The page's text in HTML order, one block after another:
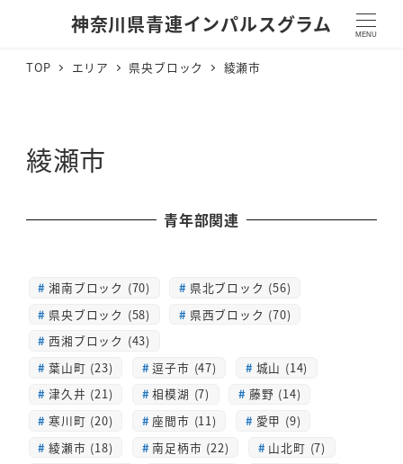
神奈川県青連インパルスグラム MENU
TOP エリア 県央ブロック 綾瀬市
綾瀬市
青年部関連
湘南ブロック (70)
県北ブロック (56)
県央ブロック (58)
県西ブロック (70)
西湘ブロック (43)
葉山町 (23)
逗子市 (47)
城山 (14)
津久井 (21)
相模湖 (7)
藤野 (14)
寒川町 (20)
座間市 (11)
愛甲 (9)
綾瀬市 (18)
南足柄市 (22)
山北町 (7)